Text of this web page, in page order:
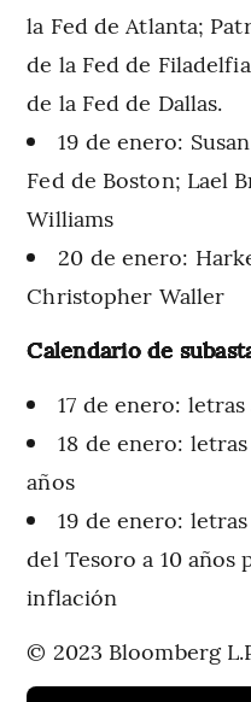
la Fed de Atlanta;
de la Fed de
de la Fed de Dallas.
19 de enero:
Fed de Boston; Lael
Williams
20 de enero:
Christopher Waller
Calendario de
17 de enero: letras
18 de enero: letras
años
19 de enero:
del Tesoro a 10
inflación
© 2023 Bloomberg